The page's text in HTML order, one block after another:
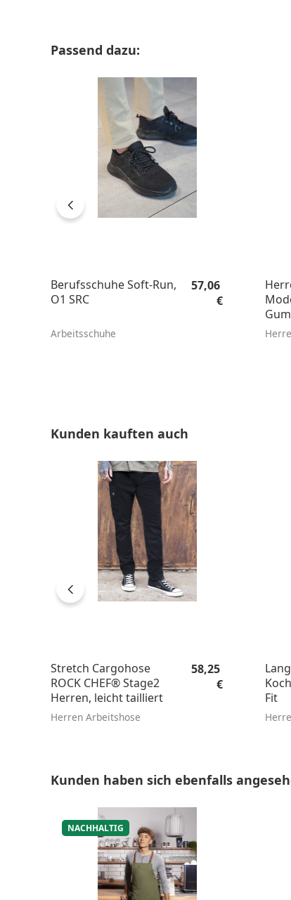
Produktgalerie überspringen
Passend dazu:
Berufsschuhe Soft-Run,
O1 SRC
Arbeitsschuhe
Regulärer Preis:
57,06
€
Produktgalerie überspringen
Kunden kauften auch
Stretch Cargohose
ROCK CHEF® Stage2
Herren, leicht tailliert
Herren Arbeitshose
Regulärer Preis:
58,25
€
Fit
Produktgalerie überspringen
Kunden haben sich ebenfalls
NACHHALTIG